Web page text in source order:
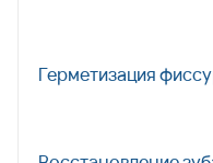
Герметизация